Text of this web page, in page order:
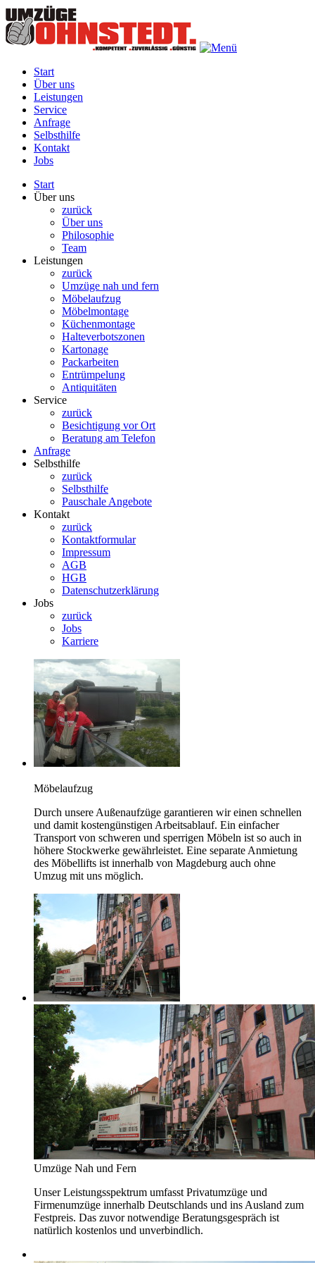
Start
Über uns
Leistungen
Service
Anfrage
Selbsthilfe
Kontakt
Jobs
Start
Über uns
zurück
Über uns
Philosophie
Team
Leistungen
zurück
Umzüge nah und fern
Möbelaufzug
Möbelmontage
Küchenmontage
Halteverbotszonen
Kartonage
Packarbeiten
Entrümpelung
Antiquitäten
Service
zurück
Besichtigung vor Ort
Beratung am Telefon
Anfrage
Selbsthilfe
zurück
Selbsthilfe
Pauschale Angebote
Kontakt
zurück
Kontaktformular
Impressum
AGB
HGB
Datenschutzerklärung
Jobs
zurück
Jobs
Karriere
Möbelaufzug
Durch unsere Außenaufzüge garantieren wir einen schnellen
und damit kostengünstigen Arbeitsablauf. Ein einfacher
Transport von schweren und sperrigen Möbeln ist so auch in
höhere Stockwerke gewährleistet. Eine separate Anmietung
des Möbellifts ist innerhalb von Magdeburg auch ohne
Umzug mit uns möglich.
Umzüge Nah und Fern
Unser Leistungsspektrum umfasst Privatumzüge und
Firmenumzüge innerhalb Deutschlands und ins Ausland zum
Festpreis. Das zuvor notwendige Beratungsgespräch ist
natürlich kostenlos und unverbindlich.